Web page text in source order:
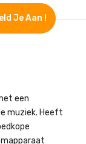
Je Aan !
een
muziek. Heeft